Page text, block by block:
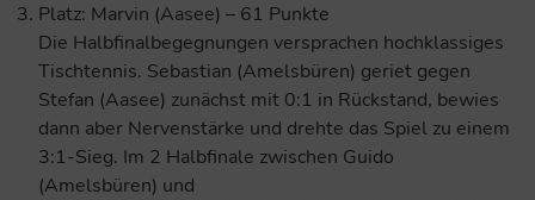
Platz: Marvin (Aasee) – 61 Punkte
Die Halbfinalbegegnungen versprachen hochklassiges
Tischtennis. Sebastian (Amelsbüren) geriet gegen
Stefan (Aasee) zunächst mit 0:1 in Rückstand, bewies
dann aber Nervenstärke und drehte das Spiel zu einem
3:1-Sieg. Im 2 Halbfinale zwischen Guido
(Amelsbüren) und